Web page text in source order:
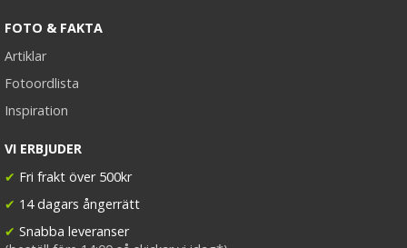
FOTO & FAKTA
Artiklar
Fotoordlista
Inspiration
VI ERBJUDER
✔ Fri frakt över 500kr
✔ 14 dagars ångerrätt
✔ Snabba leveranser